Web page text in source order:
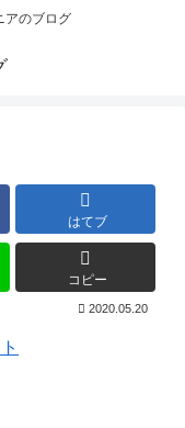
アのブログ
はてブ
コピー
2020.05.20